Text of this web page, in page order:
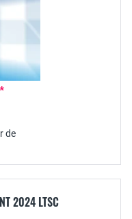
de
2024 LTSC